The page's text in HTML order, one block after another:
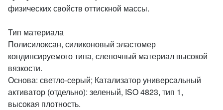
физических свойств оттискной массы.
Тип материала
Полисилоксан, силиконовый эластомер
кондинсируемого типа, слепочный материал высокой
вязкости.
Основа: светло-серый; Катализатор универсальный
активатор (отдельно): зеленый, ISO 4823, тип 1,
высокая плотность.